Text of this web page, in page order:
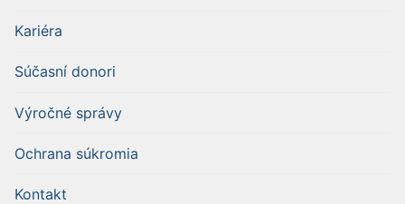
Kariéra
Súčasní donori
Výročné správy
Ochrana súkromia
Kontakt